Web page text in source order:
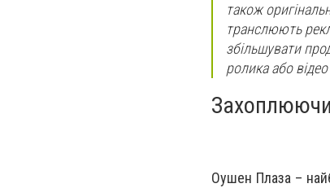
також
транслюють
збільшувати
ролика або
Оушен Плаза –